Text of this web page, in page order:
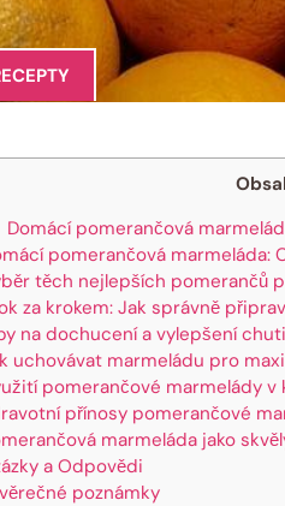
Domácí pomerančová
pomerančová
těch nejlepších pomerančů
za krokem: Jak správně
na dochucení a vylepšení chuti
uchovávat marmeládu pro
pomerančové marmelády v
přínosy pomerančové
marmeláda jako
a Odpovědi
poznámky